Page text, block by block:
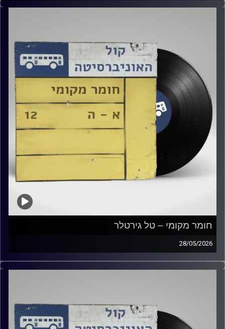
חומר מקומי – טל גירטלר
28/05/2026
שעה של מוזיקה ישראלית עם טל גירטלר